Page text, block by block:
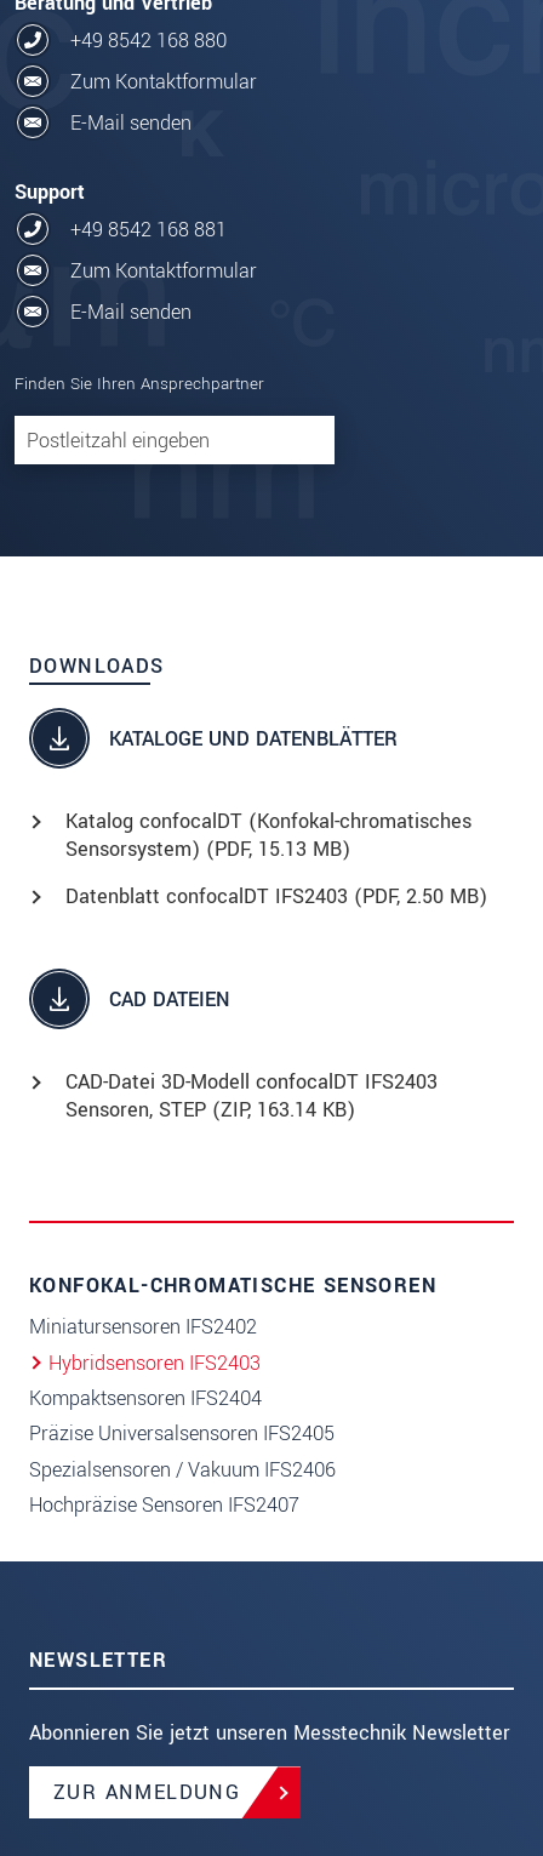
+49 8542 168 880
Zum Kontaktformular
E-Mail senden
Support
+49 8542 168 881
Zum Kontaktformular
E-Mail senden
Finden Sie Ihren Ansprechpartner
DOWNLOADS
KATALOGE UND DATENBLÄTTER
Katalog confocalDT (Konfokal-chromatisches
Sensorsystem) (PDF, 15.13 MB)
Datenblatt confocalDT IFS2403 (PDF, 2.50 MB)
CAD DATEIEN
CAD-Datei 3D-Modell confocalDT IFS2403
Sensoren, STEP (ZIP, 163.14 KB)
KONFOKAL-CHROMATISCHE SENSOREN
Miniatursensoren IFS2402
Hybridsensoren IFS2403
Kompaktsensoren IFS2404
Präzise Universalsensoren IFS2405
Spezialsensoren / Vakuum IFS2406
Hochpräzise Sensoren IFS2407
NEWSLETTER
Abonnieren Sie jetzt unseren Messtechnik Newsletter
ZUR ANMELDUNG